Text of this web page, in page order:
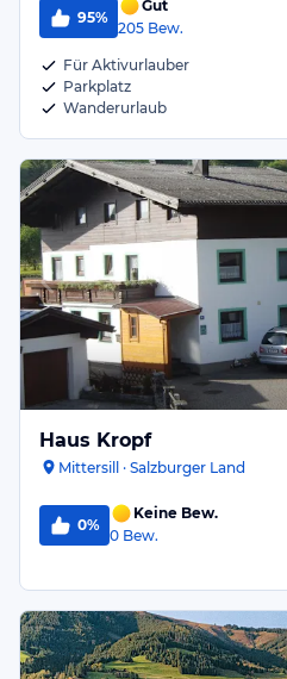
95%
Gut
205 Bew.
Für Aktivurlauber
Parkplatz
Wanderurlaub
Haus Kropf
Mittersill · Salzburger Land
0%
Keine Bew.
0 Bew.